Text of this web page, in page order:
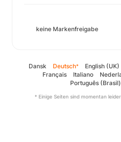
keine Markenfreigabe
Dansk Deutsch* English (UK)
Français
Italiano
Português (Brasil)
* Einige Seiten sind momentan